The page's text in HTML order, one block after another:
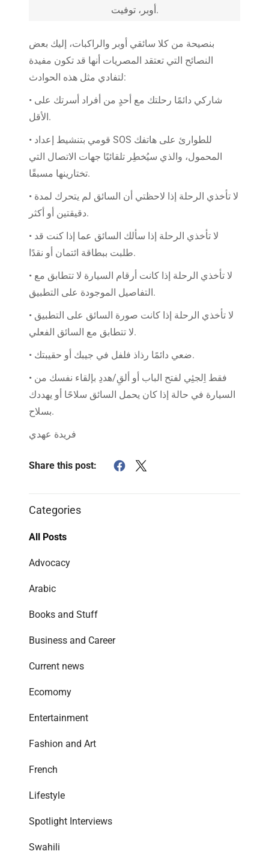
أوبر، توفيت.
بنصيحة من كلا سائقي أوبر والراكبات، إليك بعض
النصائح التي تعتقد المصريات أنها قد تكون مفيدة
لتفادي مثل هذه الحوادث:
• شاركي دائمًا رحلتك مع أحدٍ من أفراد أسرتك على
الأقل.
• قومي بتنشيط إعداد SOS للطوارئ على هاتفك
المحمول، والذي سيُخطِر تلقائيًا جهات الاتصال التي
تختارينها مسبقًا.
• لا تأخذي الرحلة إذا لاحظتي أن السائق لم يتحرك لمدة
دقيقتين أو أكثر.
• لا تأخذي الرحلة إذا سألك السائق عما إذا كنت قد
طلبت ببطاقة ائتمان أو نقدًا.
• لا تأخذي الرحلة إذا كانت أرقام السيارة لا تتطابق مع
التفاصيل الموجودة على التطبيق.
• لا تأخذي الرحلة إذا كانت صورة السائق على التطبيق
لا تتطابق مع السائق الفعلي.
• ضعي دائمًا رذاذ فلفل في جيبك أو حقيبتك.
• فقط اِلجئِي لفتح الباب أو ألقِ/هددِ بإلقاء نفسك من
السيارة في حالة إذا كان يحمل السائق سلاحًا أو يهددك
بسلاح.
فريدة عهدي
Share this post:
Categories
All Posts
Advocacy
Arabic
Books and Stuff
Business and Career
Current news
Ecomomy
Entertainment
Fashion and Art
French
Lifestyle
Spotlight Interviews
Swahili